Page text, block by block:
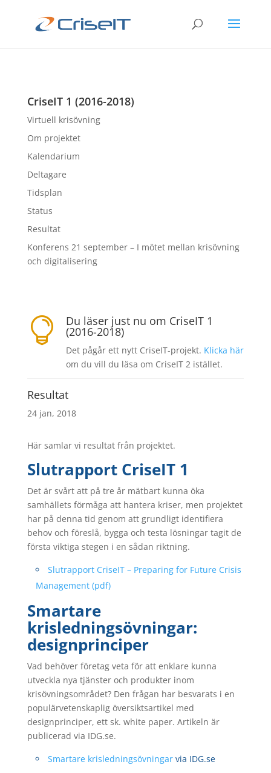
CriseIT 1 (2016-2018)
Virtuell krisövning
Om projektet
Kalendarium
Deltagare
Tidsplan
Status
Resultat
Konferens 21 september – I mötet mellan krisövning
och digitalisering
 Du läser just nu om CriseIT 1
(2016-2018)
Det pågår ett nytt CriseIT-projekt. Klicka här
om du vill du läsa om CriseIT 2 istället.
Resultat
24 jan, 2018
Här samlar vi resultat från projektet.
Slutrapport CriseIT 1
Det är svårt att på tre år mätbart kunna öka
samhällets förmåga att hantera kriser, men projektet
har på denna tid genom att grundligt identifiera
behov och föreslå, bygga och testa lösningar tagit de
första viktiga stegen i en sådan riktning.
Slutrapport CriseIT – Preparing for Future Crisis
Management (pdf)
Smartare
krisledningsövningar:
designprinciper
Vad behöver företag veta för att enklare kunna
utveckla nya tjänster och produkter inom
krisövningsområdet? Den frågan har besvarats i en
populärvetenskaplig översiktsartikel med
designprinciper, ett sk. white paper. Artikeln är
publicerad via IDG.se.
Smartare krisledningsövningarvia IDG.se